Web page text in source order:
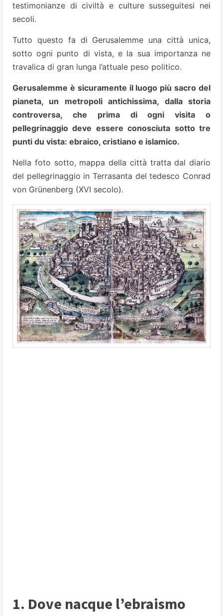
testimonianze di civiltà e culture susseguitesi nei
secoli.
Tutto questo fa di Gerusalemme una città unica,
sotto ogni punto di vista, e la sua importanza ne
travalica di gran lunga l’attuale peso politico.
Gerusalemme è sicuramente il luogo più sacro del
pianeta, un metropoli antichissima, dalla storia
controversa, che prima di ogni visita o
pellegrinaggio deve essere conosciuta sotto tre
punti du vista: ebraico, cristiano e islamico.
Nella foto sotto, mappa della città tratta dal diario
del pellegrinaggio in Terrasanta del tedesco Conrad
von Grünenberg (XVI secolo).
1. Dove nacque l’ebraismo